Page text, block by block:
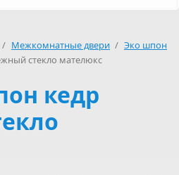
/ Межкомнатные двери / Эко шпон
стекло мателюкс
кедр